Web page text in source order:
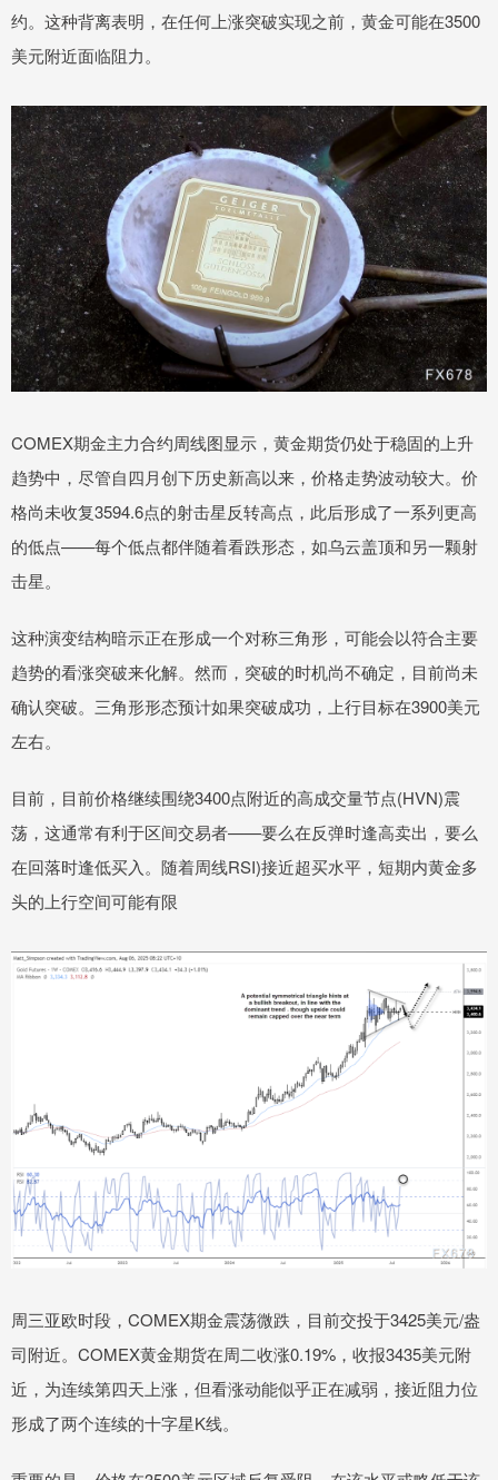
约。这种背离表明，在任何上涨突破实现之前，黄金可能在3500
美元附近面临阻力。
COMEX期金主力合约周线图显示，黄金期货仍处于稳固的上升
趋势中，尽管自四月创下历史新高以来，价格走势波动较大。价
格尚未收复3594.6点的射击星反转高点，此后形成了一系列更高
的低点——每个低点都伴随着看跌形态，如乌云盖顶和另一颗射
击星。
这种演变结构暗示正在形成一个对称三角形，可能会以符合主要
趋势的看涨突破来化解。然而，突破的时机尚不确定，目前尚未
确认突破。三角形形态预计如果突破成功，上行目标在3900美元
左右。
目前，目前价格继续围绕3400点附近的高成交量节点(HVN)震
荡，这通常有利于区间交易者——要么在反弹时逢高卖出，要么
在回落时逢低买入。随着周线RSI)接近超买水平，短期内黄金多
头的上行空间可能有限
周三亚欧时段，COMEX期金震荡微跌，目前交投于3425美元/盎
司附近。COMEX黄金期货在周二收涨0.19%，收报3435美元附
近，为连续第四天上涨，但看涨动能似乎正在减弱，接近阻力位
形成了两个连续的十字星K线。